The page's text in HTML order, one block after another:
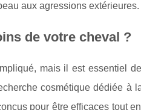
aux agressions extérieures.
de votre cheval ?
mais il est essentiel
cosmétique dédiée à
pour être efficaces tout